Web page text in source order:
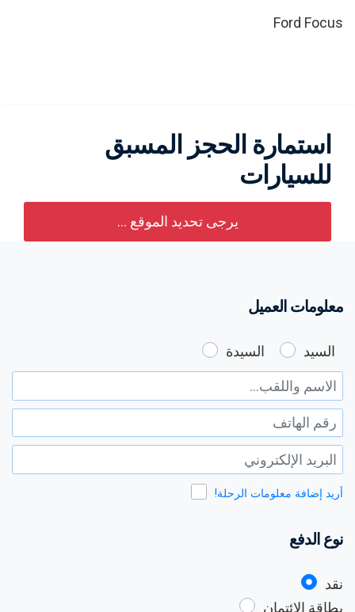
Ford Focus
استمارة الحجز المسبق
للسيارات
يرجى تحديد الموقع ...
معلومات العميل
الزبون:
السيد
السيدة
الاسم واللقب :
رقم الهاتف :
البريد الإلكتروني :
أريد إضافة معلومات الرحلة!
نوع الدفع
نوع الدفع :
نقد
بطاقة الائتمان